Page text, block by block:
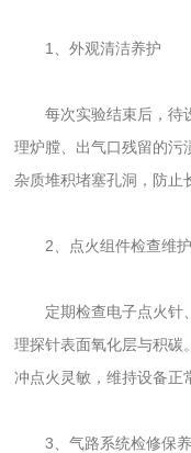
1、外观清洁养护
每次实验结束后，待
理炉膛、出气口残留的污
杂质堆积堵塞孔洞，防止
2、点火组件检查维护
定期检查电子点火针
理探针表面氧化层与积碳
冲点火灵敏，维持设备正
3、气路系统检修保养